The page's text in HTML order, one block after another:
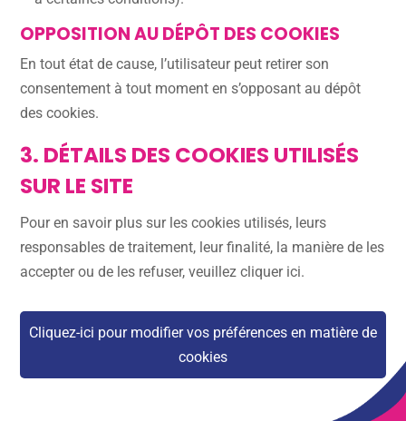
OPPOSITION AU DÉPÔT DES COOKIES
En tout état de cause, l’utilisateur peut retirer son
consentement à tout moment en s’opposant au dépôt
des cookies.
3. DÉTAILS DES COOKIES UTILISÉS
SUR LE SITE
Pour en savoir plus sur les cookies utilisés, leurs
responsables de traitement, leur finalité, la manière de les
accepter ou de les refuser, veuillez cliquer ici.
Cliquez-ici pour modifier vos préférences en matière de
cookies